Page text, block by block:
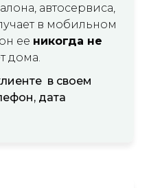
автосервиса,
в мобильном
ее никогда не
дома.
в своем
дата